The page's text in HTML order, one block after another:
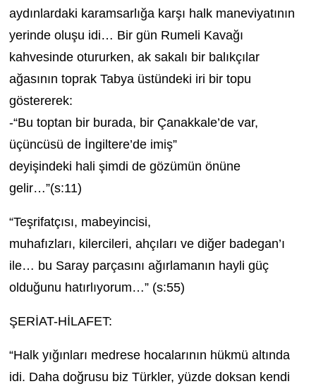
aydınlardaki karamsarlığa karşı halk maneviyatının
yerinde oluşu idi… Bir gün Rumeli Kavağı
kahvesinde otururken, ak sakalı bir balıkçılar
ağasının toprak Tabya üstündeki iri bir topu
göstererek:
-“Bu toptan bir burada, bir Çanakkale’de var,
üçüncüsü de İngiltere’de imiş”
deyişindeki hali şimdi de gözümün önüne
gelir…”(s:11)
“Teşrifatçısı, mabeyincisi,
muhafızları, kilercileri, ahçıları ve diğer badegan’ı
ile… bu Saray parçasını ağırlamanın hayli güç
olduğunu hatırlıyorum…” (s:55)
ŞERİAT-HİLAFET:
“Halk yığınları medrese hocalarının hükmü altında
idi. Daha doğrusu biz Türkler, yüzde doksan kendi